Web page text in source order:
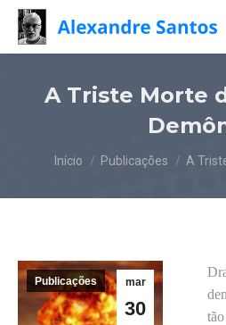
A Triste Morte
Você está aqui:
Início Publicações A
mar
30
Publicações